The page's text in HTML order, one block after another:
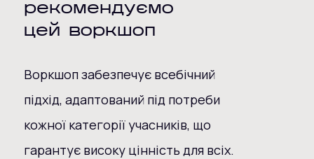
рекомендуємо
цей воркшоп
Воркшоп забезпечує всебічний
підхід, адаптований під потреби
кожної категорії учасників, що
гарантує високу цінність для всіх.